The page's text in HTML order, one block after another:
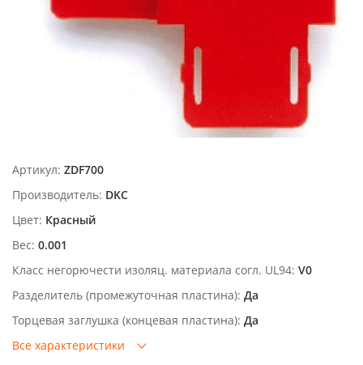
Артикул: ZDF700
Производитель: DKC
Цвет: Красный
Вес: 0.001
Класс негорючести изоляц. материала согл. UL94: V0
Разделитель (промежуточная пластина): Да
Торцевая заглушка (концевая пластина): Да
Все характеристики